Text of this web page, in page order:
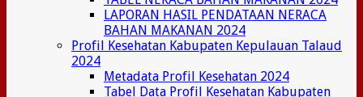
LAPORAN HASIL PENDATAAN NERACA
BAHAN MAKANAN 2024
Profil Kesehatan Kabupaten Kepulauan Talaud
2024
Metadata Profil Kesehatan 2024
Tabel Data Profil Kesehatan Kabupaten